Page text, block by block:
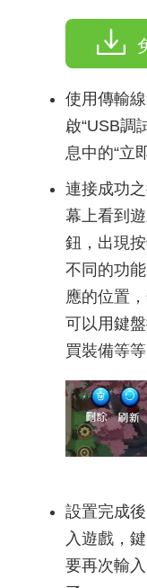
使用傳輸
啟“USB調
息中的“立
連接成功
幕上看到
鈕，出現
不同的功
應的位置
可以用鍵
買裝備等等
設置完成
入遊戲，
要再次輸